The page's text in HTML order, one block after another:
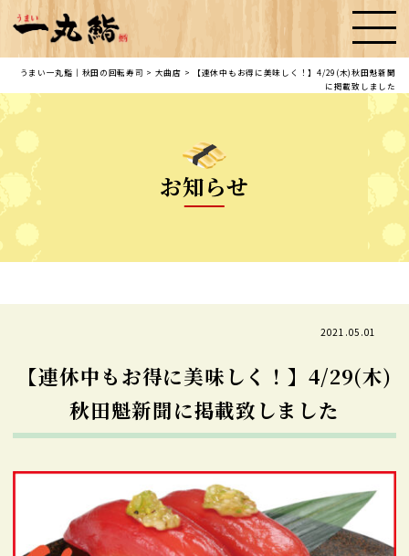
うまい一丸鮨｜秋田の回転寿司 > 大曲店 >
【連休中もお得に美味しく！】4/29(木)秋田魁新聞
に掲載致しました
お知らせ
2021.05.01
【連休中もお得に美味しく！】4/29(木)
秋田魁新聞に掲載致しました